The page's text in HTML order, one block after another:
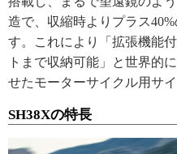
造で、収縮時よりプラス
す。これにより「拡張機能
トまで収納可能」と世界的
せたモーターサイクル用サ
SH38Xの特長